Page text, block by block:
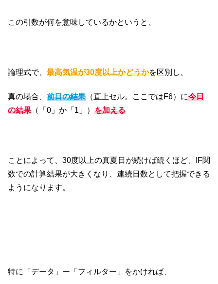
この引数が何を意味しているかというと、
論理式で、 最高気温が30度以上かどうかを区別し、
真の場合、 前日の結果 （直上セル。ここではF6）に今日
の結果 （「0」か「1」） を加える
ことによって、30度以上の真夏日が続けば続くほど、IF関
数での計算結果が大きくなり、連続日数として把握できる
ようになります。
特に「データ」ー「フィルター」をかければ、